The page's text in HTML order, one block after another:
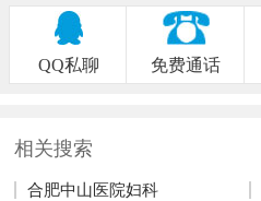
QQ私聊 免费通话
相关搜索
合肥中山医院妇科